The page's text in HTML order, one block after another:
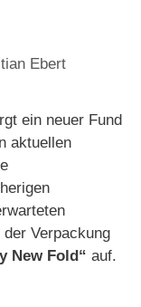
Ebert
ein neuer Fund
aktuellen
der Verpackung
New Fold“ auf.